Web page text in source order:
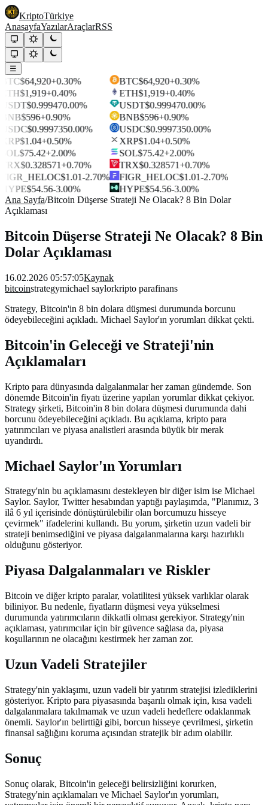
KriptoTürkiye
AnasayfaYazılarAraçlarRSS
☰
BTC$64,920+0.30%
ETH$1,919+0.40%
USDT$0.999470.00%
BNB$596+0.90%
USDC$0.9997350.00%
XRP$1.04+0.50%
SOL$75.42+2.00%
TRX$0.328571+0.70%
FIGR_HELOC$1.01-2.70%
HYPE$54.56-3.00%
BTC$64,920+0.30%
ETH$1,919+0.40%
USDT$0.999470.00%
BNB$596+0.90%
USDC$0.9997350.00%
XRP$1.04+0.50%
SOL$75.42+2.00%
TRX$0.328571+0.70%
FIGR_HELOC$1.01-2.70%
HYPE$54.56-3.00%
Ana Sayfa/Bitcoin Düşerse Strateji Ne Olacak? 8 Bin Dolar
Açıklaması
Bitcoin Düşerse Strateji Ne Olacak? 8 Bin
Dolar Açıklaması
16.02.2026 05:57:05Kaynak
bitcoinstrategymichael saylorkripto parafinans
Strategy, Bitcoin'in 8 bin dolara düşmesi durumunda borcunu
ödeyebileceğini açıkladı. Michael Saylor'ın yorumları dikkat çekti.
Bitcoin'in Geleceği ve Strateji'nin
Açıklamaları
Kripto para dünyasında dalgalanmalar her zaman gündemde. Son
dönemde Bitcoin'in fiyatı üzerine yapılan yorumlar dikkat çekiyor.
Strategy şirketi, Bitcoin'in 8 bin dolara düşmesi durumunda dahi
borcunu ödeyebileceğini açıkladı. Bu açıklama, kripto para
yatırımcıları ve piyasa analistleri arasında büyük bir merak
uyandırdı.
Michael Saylor'ın Yorumları
Strategy'nin bu açıklamasını destekleyen bir diğer isim ise Michael
Saylor. Saylor, Twitter hesabından yaptığı paylaşımda, "Planımız, 3
ilâ 6 yıl içerisinde dönüştürülebilir olan borcumuzu hisseye
çevirmek" ifadelerini kullandı. Bu yorum, şirketin uzun vadeli bir
strateji benimsediğini ve piyasa dalgalanmalarına karşı hazırlıklı
olduğunu gösteriyor.
Piyasa Dalgalanmaları ve Riskler
Bitcoin ve diğer kripto paralar, volatilitesi yüksek varlıklar olarak
biliniyor. Bu nedenle, fiyatların düşmesi veya yükselmesi
durumunda yatırımcıların dikkatli olması gerekiyor. Strategy'nin
açıklaması, yatırımcılar için bir güvence sağlasa da, piyasa
koşullarının ne olacağını kestirmek her zaman zor.
Uzun Vadeli Stratejiler
Strategy'nin yaklaşımı, uzun vadeli bir yatırım stratejisi izlediklerini
gösteriyor. Kripto para piyasasında başarılı olmak için, kısa vadeli
dalgalanmalara takılmamak ve uzun vadeli hedeflere odaklanmak
önemli. Saylor'ın belirttiği gibi, borcun hisseye çevrilmesi, şirketin
finansal sağlığını koruma açısından stratejik bir adım olabilir.
Sonuç
Sonuç olarak, Bitcoin'in geleceği belirsizliğini korurken,
Strategy'nin açıklamaları ve Michael Saylor'ın yorumları,